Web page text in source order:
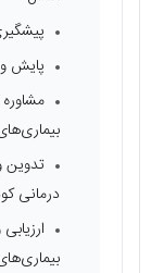
پایش
تدوین
درمانی